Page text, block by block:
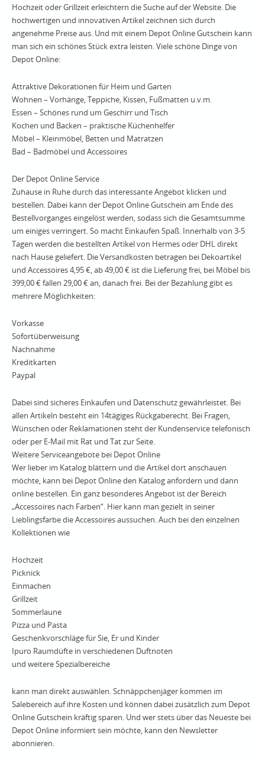
Hochzeit oder Grillzeit erleichtern die Suche auf der Website. Die
hochwertigen und innovativen Artikel zeichnen sich durch
angenehme Preise aus. Und mit einem Depot Online Gutschein kann
man sich ein schönes Stück extra leisten. Viele schöne Dinge von
Depot Online:
Attraktive Dekorationen für Heim und Garten
Wohnen – Vorhänge, Teppiche, Kissen, Fußmatten u.v.m.
Essen – Schönes rund um Geschirr und Tisch
Kochen und Backen – praktische Küchenhelfer
Möbel – Kleinmöbel, Betten und Matratzen
Bad – Badmöbel und Accessoires
Der Depot Online Service
Zuhause in Ruhe durch das interessante Angebot klicken und
bestellen. Dabei kann der Depot Online Gutschein am Ende des
Bestellvorganges eingelöst werden, sodass sich die Gesamtsumme
um einiges verringert. So macht Einkaufen Spaß. Innerhalb von 3-5
Tagen werden die bestellten Artikel von Hermes oder DHL direkt
nach Hause geliefert. Die Versandkosten betragen bei Dekoartikel
und Accessoires 4,95 €, ab 49,00 € ist die Lieferung frei, bei Möbel bis
399,00 € fallen 29,00 € an, danach frei. Bei der Bezahlung gibt es
mehrere Möglichkeiten:
Vorkasse
Sofortüberweisung
Nachnahme
Kreditkarten
Paypal
Dabei sind sicheres Einkaufen und Datenschutz gewährleistet. Bei
allen Artikeln besteht ein 14tägiges Rückgaberecht. Bei Fragen,
Wünschen oder Reklamationen steht der Kundenservice telefonisch
oder per E-Mail mit Rat und Tat zur Seite.
Weitere Serviceangebote bei Depot Online
Wer lieber im Katalog blättern und die Artikel dort anschauen
möchte, kann bei Depot Online den Katalog anfordern und dann
online bestellen. Ein ganz besonderes Angebot ist der Bereich
„Accessoires nach Farben“. Hier kann man gezielt in seiner
Lieblingsfarbe die Accessoires aussuchen. Auch bei den einzelnen
Kollektionen wie
Hochzeit
Picknick
Einmachen
Grillzeit
Sommerlaune
Pizza und Pasta
Geschenkvorschläge für Sie, Er und Kinder
Ipuro Raumdüfte in verschiedenen Duftnoten
und weitere Spezialbereiche
kann man direkt auswählen. Schnäppchenjäger kommen im
Salebereich auf ihre Kosten und können dabei zusätzlich zum Depot
Online Gutschein kräftig sparen. Und wer stets über das Neueste bei
Depot Online informiert sein möchte, kann den Newsletter
abonnieren.